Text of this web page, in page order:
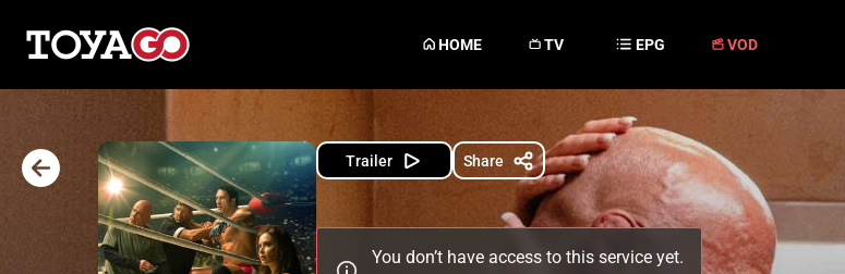
HOME TV EPG VOD
Trailer Share
You don’t have access to this service yet.